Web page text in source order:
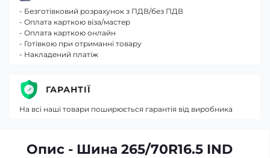
Опис - Шина 265/70R16.5 IND
- Безготівковий розрахунок з ПДВ/без ПДВ
- Оплата карткою віза/мастер
- Оплата карткою онлайн
- Готівкою при отриманні товару
- Накладений платіж
ГАРАНТІЇ
На всі наші товари поширюється гарантія від виробника